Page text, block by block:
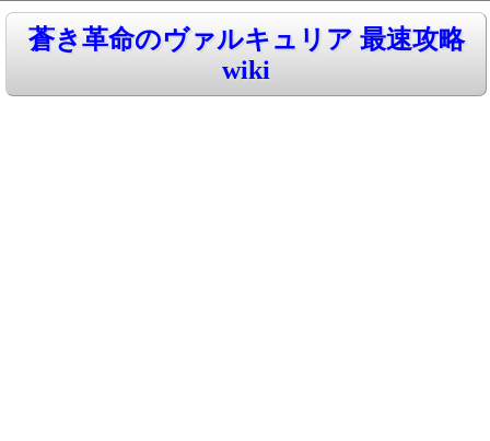
蒼き革命のヴァルキュリア 最速攻略
wiki